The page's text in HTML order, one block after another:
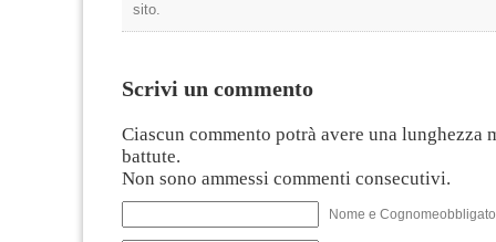
sito.
Scrivi un commento
Ciascun commento potrà avere una lunghezza
battute.
Non sono ammessi commenti consecutivi.
Nome e